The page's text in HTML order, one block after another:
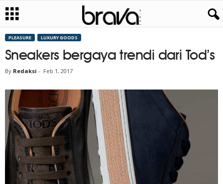
PLEASURE LUXURY GOODS
Sneakers bergaya trendi dari Tod’s
By Redaksi - Feb 1, 2017